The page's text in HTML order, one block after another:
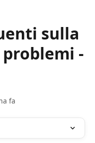
sulla
-
fa